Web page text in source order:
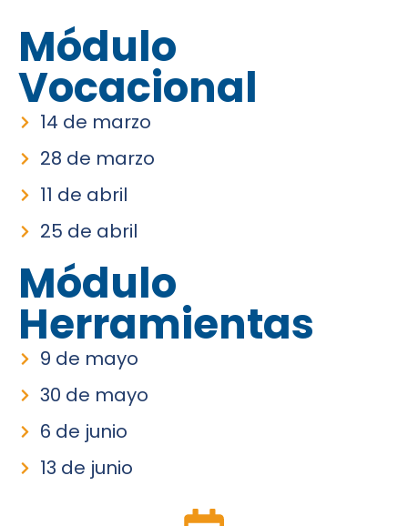
Módulo
Vocacional
14 de marzo
28 de marzo
11 de abril
25 de abril
Módulo
Herramientas
9 de mayo
30 de mayo
6 de junio
13 de junio